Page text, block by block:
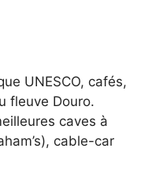
UNESCO, cafés,
fleuve Douro.
caves à
cable-car